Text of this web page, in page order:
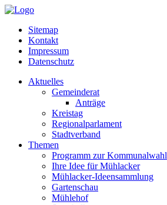
Sitemap
Kontakt
Impressum
Datenschutz
Aktuelles
Gemeinderat
Anträge
Kreistag
Regionalparlament
Stadtverband
Themen
Programm zur Kommunalwahl
Ihre Idee für Mühlacker
Mühlacker-Ideensammlung
Gartenschau
Mühlehof